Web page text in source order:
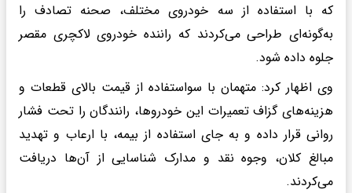
که با استفاده از سه خودروی مختلف، صحنه تصادف را
به‌گونه‌ای طراحی می‌کردند که راننده خودروی لاکچری مقصر
جلوه داده شود.
وی اظهار کرد: متهمان با سواستفاده از قیمت بالای قطعات و
هزینه‌های گزاف تعمیرات این خودروها، رانندگان را تحت فشار
روانی قرار داده و به جای استفاده از بیمه، با ارعاب و تهدید
مبالغ کلان، وجوه نقد و مدارک شناسایی از آن‌ها دریافت
می‌کردند.